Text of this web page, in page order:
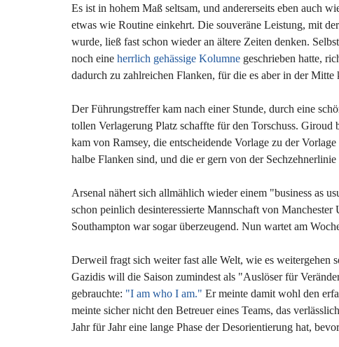
Es ist in hohem Maß seltsam, und andererseits eben auch
etwas wie Routine einkehrt. Die souveräne Leistung, mit
wurde, ließ fast schon wieder an ältere Zeiten denken.
noch eine herrlich gehässige Kolumne geschrieben hatte,
dadurch zu zahlreichen Flanken, für die es aber in der Mitte
Der Führungstreffer kam nach einer Stunde, durch eine
tollen Verlagerung Platz schaffte für den Torschuss.
kam von Ramsey, die entscheidende Vorlage zu der
halbe Flanken sind, und die er gern von der
Arsenal nähert sich allmählich wieder einem "business as
schon peinlich desinteressierte Mannschaft von
Southampton war sogar überzeugend. Nun wartet am
Derweil fragt sich weiter fast alle Welt, wie es weitergehen
Gazidis will die Saison zumindest als "Auslöser für
gebrauchte: "I am who I am." Er meinte damit wohl den
meinte sicher nicht den Betreuer eines Teams, das
Jahr für Jahr eine lange Phase der Desorientierung hat,